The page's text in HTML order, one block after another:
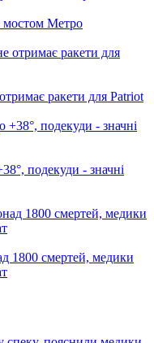
мостом Метро
ракети для Patriot
подекуди - значні
1800 смертей, медики